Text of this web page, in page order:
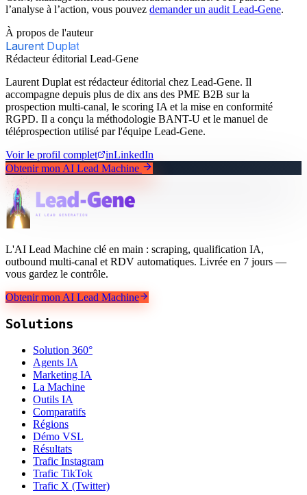
l’analyse à l’action, vous pouvez demander un audit Lead-Gene.
À propos de l'auteur
Laurent Duplat
Rédacteur éditorial Lead-Gene
Laurent Duplat est rédacteur éditorial chez Lead-Gene. Il
accompagne depuis plus de dix ans des PME B2B sur la
prospection multi-canal, le scoring IA et la mise en conformité
RGPD. Il a conçu la méthodologie BANT-U et le manuel de
téléprospection utilisé par l'équipe Lead-Gene.
Voir le profil complet
inLinkedIn
Obtenir mon AI Lead Machine
L'AI Lead Machine clé en main : scraping, qualification IA,
outbound multi-canal et RDV automatiques. Livrée en 7 jours —
vous gardez le contrôle.
Obtenir mon AI Lead Machine
Solutions
Solution 360°
Agents IA
Marketing IA
La Machine
Outils IA
Comparatifs
Régions
Démo VSL
Résultats
Trafic Instagram
Trafic TikTok
Trafic X (Twitter)